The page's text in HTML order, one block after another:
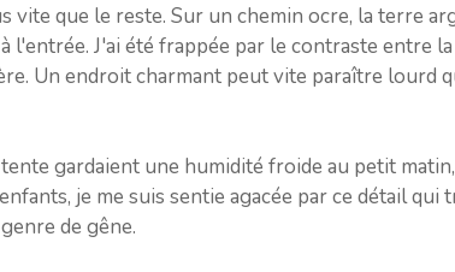
vite que le reste. Sur un chemin ocre, la terre
l'entrée. J'ai été frappée par le contraste entre
Un endroit charmant peut vite paraître lourd
gardaient une humidité froide au petit
je me suis sentie agacée par ce détail qui
de gêne.